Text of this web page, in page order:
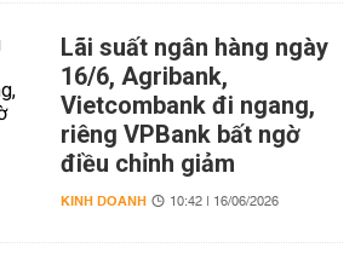
Lãi suất ngân hàng ngày
16/6, Agribank,
Vietcombank đi ngang,
riêng VPBank bất ngờ
điều chỉnh giảm
KINH DOANH 10:42 | 16/06/2026